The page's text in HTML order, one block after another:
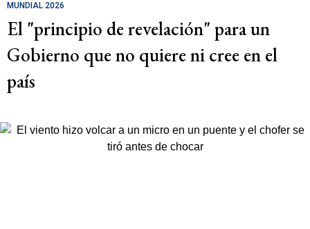
MUNDIAL 2026
El "principio de revelación" para un
Gobierno que no quiere ni cree en el
país